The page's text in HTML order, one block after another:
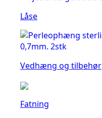
Låse
Vedhæng og tilbehør
Fatning